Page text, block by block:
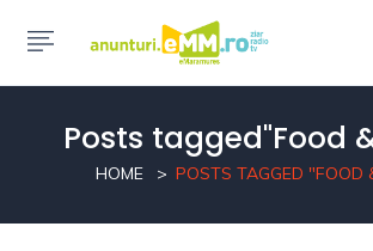
Posts tagged"Food
HOME POSTS TAGGED "FOOD